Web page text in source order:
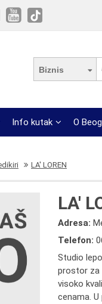
Biznis
Info kutak O
LA' LOREN
LA'
Adresa:
Telefon:
Studio
prostor za
visoko
cenama.